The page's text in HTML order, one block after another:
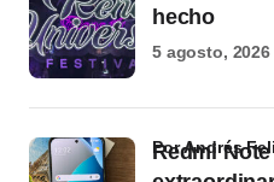
hecho
5 agosto, 2026
Redmi
por Andrés